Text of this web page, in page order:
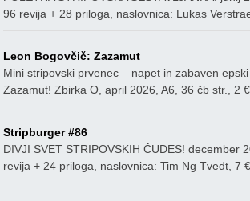
96 revija + 28 priloga, naslovnica: Lukas
Leon Bogovčič: Zazamut
Mini stripovski prvenec – napet in zabaven
Zazamut! Zbirka O, april 2026, A6, 36 čb str., 2 €.
Stripburger #86
DIVJI SVET STRIPOVSKIH ČUDES! december
revija + 24 priloga, naslovnica: Tim Ng Tvedt, 7